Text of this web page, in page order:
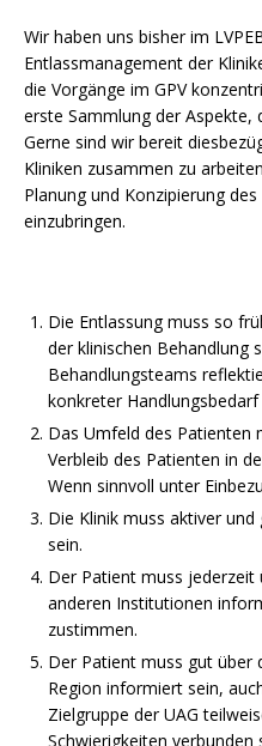
Wir haben uns bisher im
Entlassmanagement der
die Vorgänge im GPV
erste Sammlung der Aspekte,
Gerne sind wir bereit
Kliniken zusammen zu
Planung und Konzipierung
einzubringen.
Die Entlassung muss so
der klinischen Behandlung
Behandlungsteams
konkreter
Das Umfeld des Patienten
Verbleib des Patienten in
Wenn sinnvoll unter
Die Klinik muss aktiver
sein.
Der Patient muss
anderen Institutionen
zustimmen.
Der Patient muss gut über
Region informiert sein,
Zielgruppe der UAG
Schwierigkeiten verbunden